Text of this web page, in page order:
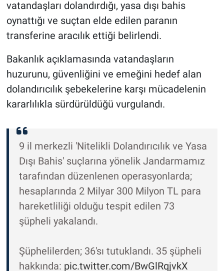
vatandaşları dolandırdığı, yasa dışı bahis
oynattığı ve suçtan elde edilen paranın
transferine aracılık ettiği belirlendi.
Bakanlık açıklamasında vatandaşların
huzurunu, güvenliğini ve emeğini hedef alan
dolandırıcılık şebekelerine karşı mücadelenin
kararlılıkla sürdürüldüğü vurgulandı.
9 il merkezli 'Nitelikli Dolandırıcılık ve Yasa
Dışı Bahis' suçlarına yönelik Jandarmamız
tarafından düzenlenen operasyonlarda;
hesaplarında 2 Milyar 300 Milyon TL para
hareketliliği olduğu tespit edilen 73
şüpheli yakalandı.
Şüphelilerden; 36'sı tutuklandı. 35 şüpheli
hakkında: pic.twitter.com/BwGlRqjvkX